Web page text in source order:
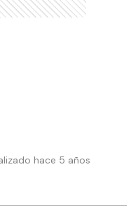
hace 5 años